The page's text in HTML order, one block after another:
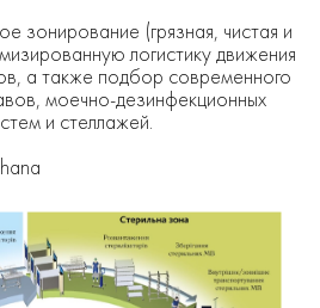
зонирование (грязная, чистая и
логистику движения
а также подбор современного
моечно-дезинфекционных
и стеллажей.